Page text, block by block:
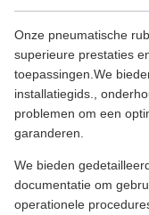
Onze pneumatische
superieure prestaties
toepassingen.We
installatiegids.,
problemen om een
garanderen.
We bieden
documentatie om
operationele